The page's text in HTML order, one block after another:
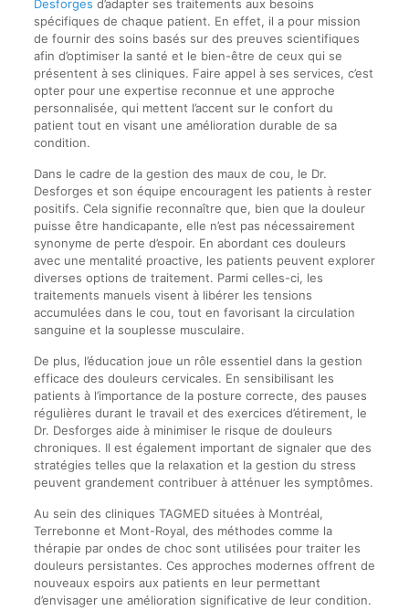
Desforges d’adapter ses traitements aux besoins
spécifiques de chaque patient. En effet, il a pour mission
de fournir des soins basés sur des preuves scientifiques
afin d’optimiser la santé et le bien-être de ceux qui se
présentent à ses cliniques. Faire appel à ses services, c’est
opter pour une expertise reconnue et une approche
personnalisée, qui mettent l’accent sur le confort du
patient tout en visant une amélioration durable de sa
condition.
Dans le cadre de la gestion des maux de cou, le Dr.
Desforges et son équipe encouragent les patients à rester
positifs. Cela signifie reconnaître que, bien que la douleur
puisse être handicapante, elle n’est pas nécessairement
synonyme de perte d’espoir. En abordant ces douleurs
avec une mentalité proactive, les patients peuvent explorer
diverses options de traitement. Parmi celles-ci, les
traitements manuels visent à libérer les tensions
accumulées dans le cou, tout en favorisant la circulation
sanguine et la souplesse musculaire.
De plus, l’éducation joue un rôle essentiel dans la gestion
efficace des douleurs cervicales. En sensibilisant les
patients à l’importance de la posture correcte, des pauses
régulières durant le travail et des exercices d’étirement, le
Dr. Desforges aide à minimiser le risque de douleurs
chroniques. Il est également important de signaler que des
stratégies telles que la relaxation et la gestion du stress
peuvent grandement contribuer à atténuer les symptômes.
Au sein des cliniques TAGMED situées à Montréal,
Terrebonne et Mont-Royal, des méthodes comme la
thérapie par ondes de choc sont utilisées pour traiter les
douleurs persistantes. Ces approches modernes offrent de
nouveaux espoirs aux patients en leur permettant
d’envisager une amélioration significative de leur condition.